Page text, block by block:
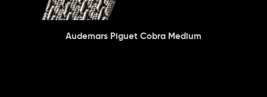
Audemars Piguet Cobra Medium